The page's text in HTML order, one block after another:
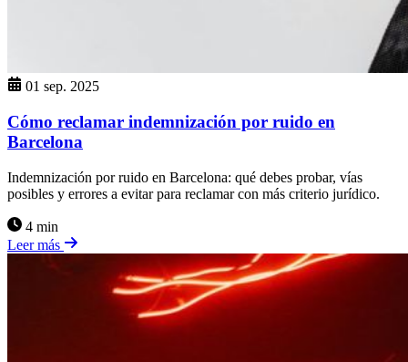
01 sep. 2025
Cómo reclamar indemnización por ruido en
Barcelona
Indemnización por ruido en Barcelona: qué debes probar, vías
posibles y errores a evitar para reclamar con más criterio jurídico.
4 min
Leer más